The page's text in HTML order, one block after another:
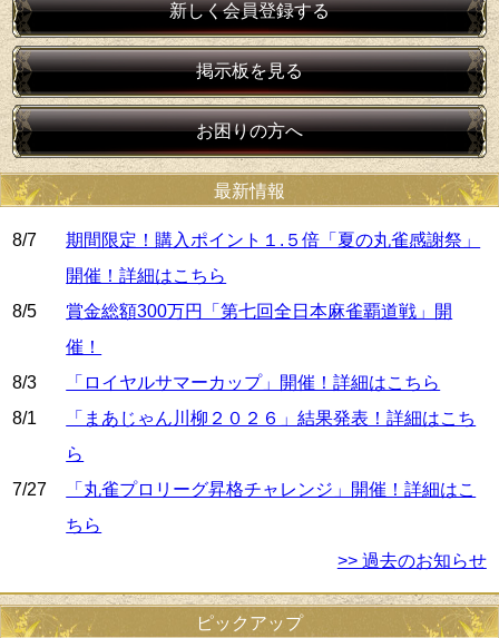
新しく会員登録する
掲示板を見る
お困りの方へ
最新情報
8/7
期間限定！購入ポイント１.５倍「夏の丸雀感謝祭」
開催！詳細はこちら
8/5
賞金総額300万円「第七回全日本麻雀覇道戦」開
催！
8/3
「ロイヤルサマーカップ」開催！詳細はこちら
8/1
「まあじゃん川柳２０２６」結果発表！詳細はこち
ら
7/27
「丸雀プロリーグ昇格チャレンジ」開催！詳細はこ
ちら
>> 過去のお知らせ
ピックアップ